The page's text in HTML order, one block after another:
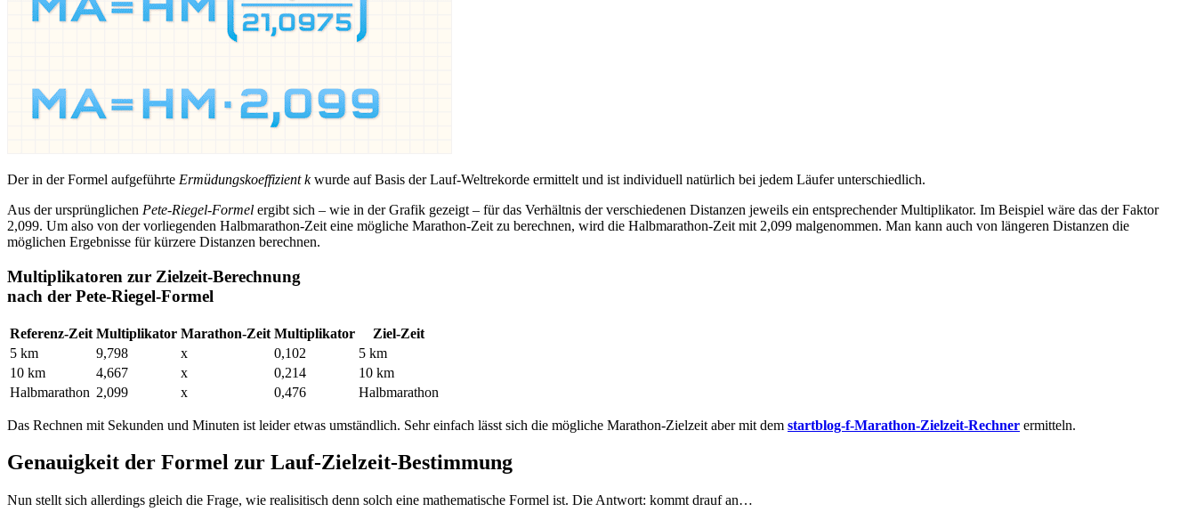
Der in der Formel aufgeführte Ermüdungskoeffizient kwurde auf Basis der Lauf-Weltrekorde ermittelt und ist individuell natürlich bei jedem Läufer unterschiedlich.
Aus der ursprünglichen Pete-Riegel-Formel ergibt sich – wie in der Grafik gezeigt – für das Verhältnis der verschiedenen Distanzen jeweils ein entsprechender Multiplikator. Im Beispiel wäre das der Faktor
2,099. Um also von der vorliegenden Halbmarathon-Zeit eine mögliche Marathon-Zeit zu berechnen, wird die Halbmarathon-Zeit mit 2,099 malgenommen. Man kann auch von längeren Distanzen die
möglichen Ergebnisse für kürzere Distanzen berechnen.
Multiplikatoren zur Zielzeit-Berechnung
nach der Pete-Riegel-Formel
Referenz-Zeit Multiplikator Marathon-Zeit Multiplikator
Ziel-Zeit
5 km
9,798 x 0,102
5 km
10 km
4,667 x 0,214
10 km
Halbmarathon 2,099 x 0,476 Halbmarathon
Das Rechnen mit Sekunden und Minuten ist leider etwas umständlich. Sehr einfach lässt sich die mögliche Marathon-Zielzeit aber mit dem startblog-f-Marathon-Zielzeit-Rechner ermitteln.
Genauigkeit der Formel zur Lauf-Zielzeit-Bestimmung
Nun stellt sich allerdings gleich die Frage, wie realisitisch denn solch eine mathematische Formel ist. Die Antwort: kommt drauf an…